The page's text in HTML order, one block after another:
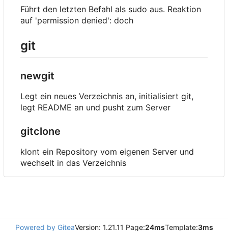
Führt den letzten Befahl als sudo aus. Reaktion
auf 'permission denied': doch
git
newgit
Legt ein neues Verzeichnis an, initialisiert git,
legt README an und pusht zum Server
gitclone
klont ein Repository vom eigenen Server und
wechselt in das Verzeichnis
Powered by GiteaVersion: 1.21.11 Page:24msTemplate:3ms